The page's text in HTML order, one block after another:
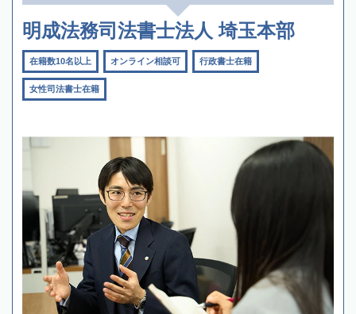
明成法務司法書士法人 埼玉本部
在籍数10名以上 オンライン相談可 行政書士在籍
女性司法書士在籍